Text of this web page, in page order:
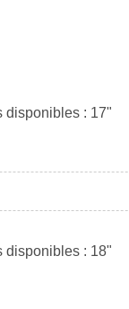
disponibles : 17"
disponibles : 18"